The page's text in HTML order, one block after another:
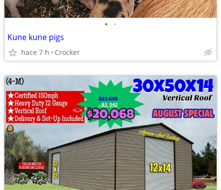
• •
Kune kune pigs
hace 7 h Crocker